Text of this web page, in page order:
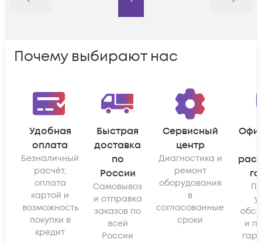
Назад Дальше
Почему выбирают нас
Удобная
оплата
Безналичный
расчёт,
оплата
картой и
возможность
покупки в
кредит
Быстрая
доставка
по
России
Самовывоз
и отправка
заказов по
всей
России
Сервисный
центр
Диагностика и
ремонт
оборудования
в
согласованные
сроки
и